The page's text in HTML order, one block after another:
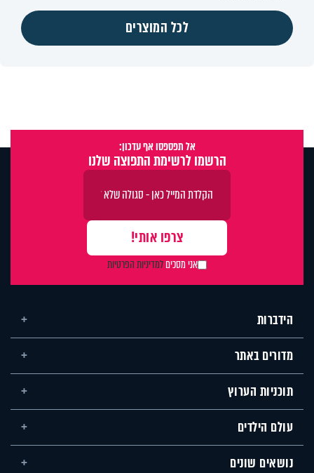
לכל המוצרים
אל תפספסו אף עדכון:
הרשמו לרשימת התפוצה שלנו
אני מסכיםלמדיניות הפרטיות
הידברות
מדורים באתר
תוכניות הערוץ
עולם הילדים
נושאים שונים